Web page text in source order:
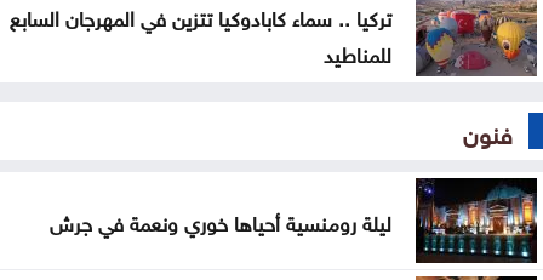
تركيا .. سماء كابادوكيا تتزين في المهرجان السابع
للمناطيد
فنون
ليلة رومنسية أحياها خوري ونعمة في جرش